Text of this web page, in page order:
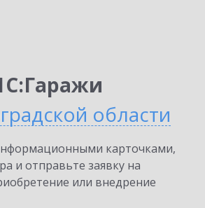
области
карточками,
и отправьте заявку на
или внедрение